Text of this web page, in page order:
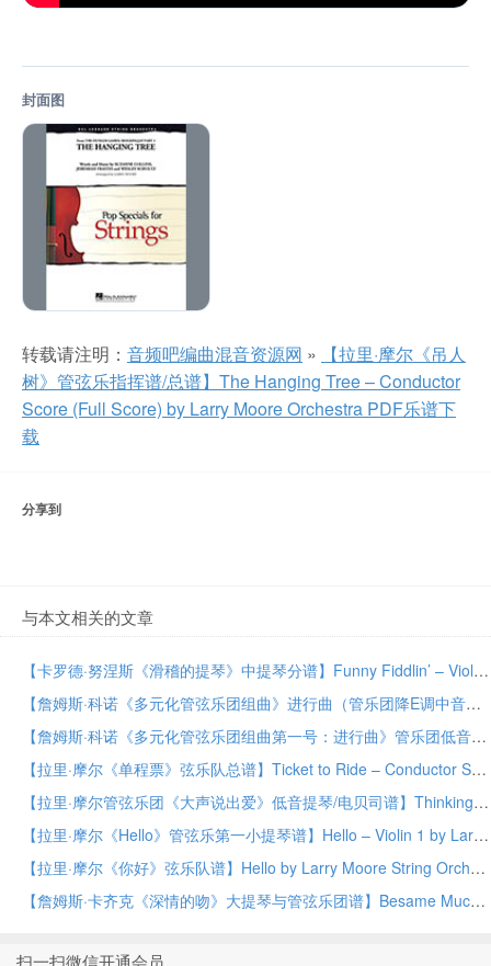
封面图
转载请注明： 音频吧编曲混音资源网 »
【拉里·摩尔《吊人
树》管弦乐指挥谱/总谱】The Hanging Tree – Conductor
Score (Full Score) by Larry Moore Orchestra PDF乐谱下
载
分享到
与本文相关的文章
【卡罗德·努涅斯《滑稽的提琴》中提琴分谱】Funny Fiddlin’ – Viola by Carold Nuñez Orchestra PDF乐谱下载
【詹姆斯·科诺《多元化管弦乐团组曲》进行曲（管乐团降E调中音萨克斯2）】March from Suite for Variety Orchestra, No. 1 – Eb Alto Saxophone 2 by James Curnow Concert Band PDF乐谱下载
【詹姆斯·科诺《多元化管弦乐团组曲第一号：进行曲》管乐团低音提琴谱】March from Suite for Variety Orchestra, No. 1 – String Bass by James Curnow Concert Band PDF乐谱下载
【拉里·摩尔《单程票》弦乐队总谱】Ticket to Ride – Conductor Score (Full Score) by Larry Moore String Orchestra PDF乐谱下载
【拉里·摩尔管弦乐团《大声说出爱》低音提琴/电贝司谱】Thinking Out Loud – String Bass/Electric Bass by Larry Moore Orchestra PDF乐谱下载
【拉里·摩尔《Hello》管弦乐第一小提琴谱】Hello – Violin 1 by Larry Moore Orchestra PDF乐谱下载
【拉里·摩尔《你好》弦乐队谱】Hello by Larry Moore String Orchestra PDF乐谱下载
【詹姆斯·卡齐克《深情的吻》大提琴与管弦乐团谱】Besame Mucho – Cello by James Kazik Orchestra PDF乐谱下载
扫一扫微信开通会员